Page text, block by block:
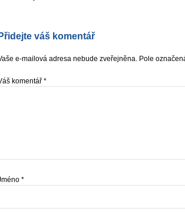
Přidejte váš komentář
e-mailová adresa nebude zveřejněna. Pole
komentář *
*